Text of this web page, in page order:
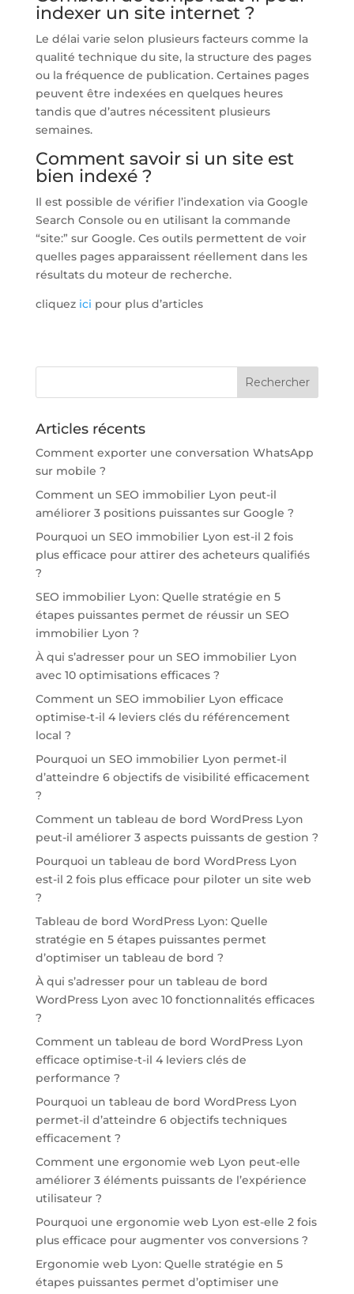
indexer un site internet ?
Le délai varie selon plusieurs facteurs comme la
qualité technique du site, la structure des pages
ou la fréquence de publication. Certaines pages
peuvent être indexées en quelques heures
tandis que d’autres nécessitent plusieurs
semaines.
Comment savoir si un site est
bien indexé ?
Il est possible de vérifier l’indexation via Google
Search Console ou en utilisant la commande
“site:” sur Google. Ces outils permettent de voir
quelles pages apparaissent réellement dans les
résultats du moteur de recherche.
cliquez ici pour plus d’articles
Articles récents
Comment exporter une conversation WhatsApp
sur mobile ?
Comment un SEO immobilier Lyon peut-il
améliorer 3 positions puissantes sur Google ?
Pourquoi un SEO immobilier Lyon est-il 2 fois
plus efficace pour attirer des acheteurs qualifiés
?
SEO immobilier Lyon: Quelle stratégie en 5
étapes puissantes permet de réussir un SEO
immobilier Lyon ?
À qui s’adresser pour un SEO immobilier Lyon
avec 10 optimisations efficaces ?
Comment un SEO immobilier Lyon efficace
optimise-t-il 4 leviers clés du référencement
local ?
Pourquoi un SEO immobilier Lyon permet-il
d’atteindre 6 objectifs de visibilité efficacement
?
Comment un tableau de bord WordPress Lyon
peut-il améliorer 3 aspects puissants de gestion ?
Pourquoi un tableau de bord WordPress Lyon
est-il 2 fois plus efficace pour piloter un site web
?
Tableau de bord WordPress Lyon: Quelle
stratégie en 5 étapes puissantes permet
d’optimiser un tableau de bord ?
À qui s’adresser pour un tableau de bord
WordPress Lyon avec 10 fonctionnalités efficaces
?
Comment un tableau de bord WordPress Lyon
efficace optimise-t-il 4 leviers clés de
performance ?
Pourquoi un tableau de bord WordPress Lyon
permet-il d’atteindre 6 objectifs techniques
efficacement ?
Comment une ergonomie web Lyon peut-elle
améliorer 3 éléments puissants de l’expérience
utilisateur ?
Pourquoi une ergonomie web Lyon est-elle 2 fois
plus efficace pour augmenter vos conversions ?
Ergonomie web Lyon: Quelle stratégie en 5
étapes puissantes permet d’optimiser une